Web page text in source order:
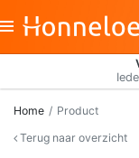
Home
Product
Terug naar overzicht